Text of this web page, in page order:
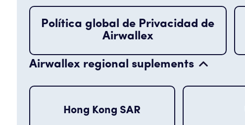
Política global de Privacidad de
Airwallex
Airwallex regional suplements
Hong Kong SAR